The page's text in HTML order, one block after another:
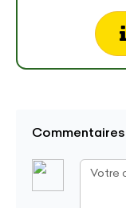
Commentaires